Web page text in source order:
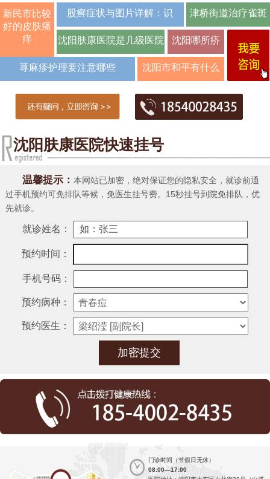
新民市比较
好的皮肤瘙
痒
股癣症状与图片详解：识 津桥街道治疗雀斑
哪家医
沈阳肤康医院是几级医院 沈阳哪所疥
疮科好
荨麻疹护理要注意哪些 沈阳市和平有什么
沈阳肤康医院快速挂号
温馨提示： 本网站已加密，绝对保证您的隐私安全，就诊前通
过手机预约可免排队等候，免医生挂号费。15秒挂号到院免排队，优
先就诊。
就诊姓名：
预约时间：
手机号码：
预约病种：
预约医生：
门诊时间（节假日无休）
08:00—17:00